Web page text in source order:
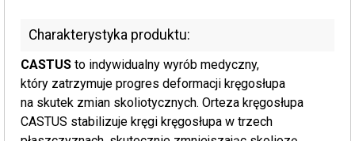
Charakterystyka produktu:
CASTUS to indywidualny wyrób medyczny,
który zatrzymuje progres deformacji kręgosłupa
na skutek zmian skoliotycznych. Orteza kręgosłupa
CASTUS stabilizuje kręgi kręgosłupa w trzech